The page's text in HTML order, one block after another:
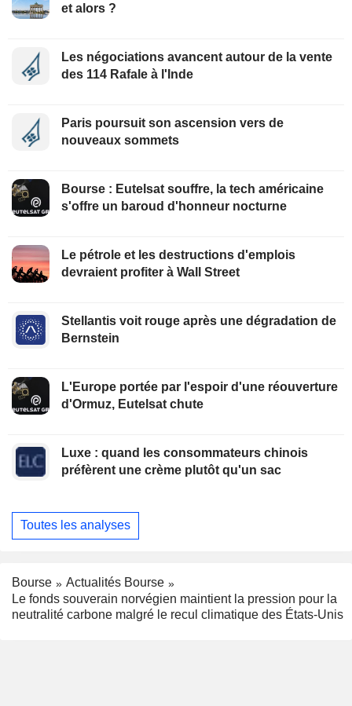
et alors ?
Les négociations avancent autour de la vente
des 114 Rafale à l'Inde
Paris poursuit son ascension vers de
nouveaux sommets
Bourse : Eutelsat souffre, la tech américaine
s'offre un baroud d'honneur nocturne
Le pétrole et les destructions d'emplois
devraient profiter à Wall Street
Stellantis voit rouge après une dégradation de
Bernstein
L'Europe portée par l'espoir d'une réouverture
d'Ormuz, Eutelsat chute
Luxe : quand les consommateurs chinois
préfèrent une crème plutôt qu'un sac
Toutes les analyses
Bourse
Actualités Bourse
Le fonds souverain norvégien maintient la pression pour la
neutralité carbone malgré le recul climatique des États-Unis